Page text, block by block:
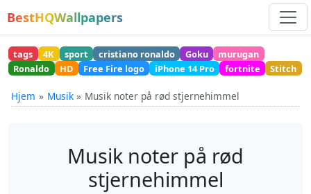
BestHQWallpapers
tags 4K sport cristiano ronaldo Goku
murugan
Ronaldo
HD Free Fire logo iPhone 14 Pro fortnite Stitch
Hjem Musik Musik noter på rød stjernehimmel
Musik noter på rød
stjernehimmel